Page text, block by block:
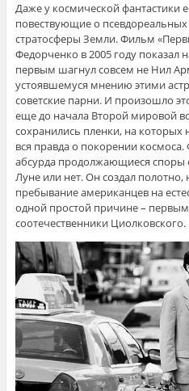
Даже у космической фантастики
повествующие о
стратосферы Земли. Фильм
Федорченко в 2005 году показал
первым шагнул совсем не Нил
устоявшемуся мнению этими
советские парни. И произошло
еще до начала Второй мировой
сохранились пленки, на
вся правда о покорении
абсурда продолжающиеся
Луне или нет. Он создал
пребывание американцев на
одной простой причине –
соотечественники Циолковского.